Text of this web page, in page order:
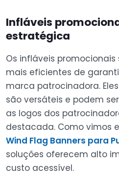
Infláveis
estratégica
Os infláveis
mais eficientes de
marca patrocinadora.
são versáteis e podem
as logos dos
destacada. Como vimos
Wind Flag Banners para
soluções oferecem alto
custo acessível.